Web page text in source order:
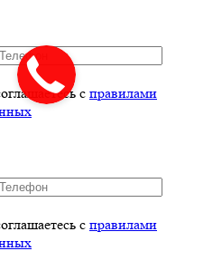
с правилами
с правилами